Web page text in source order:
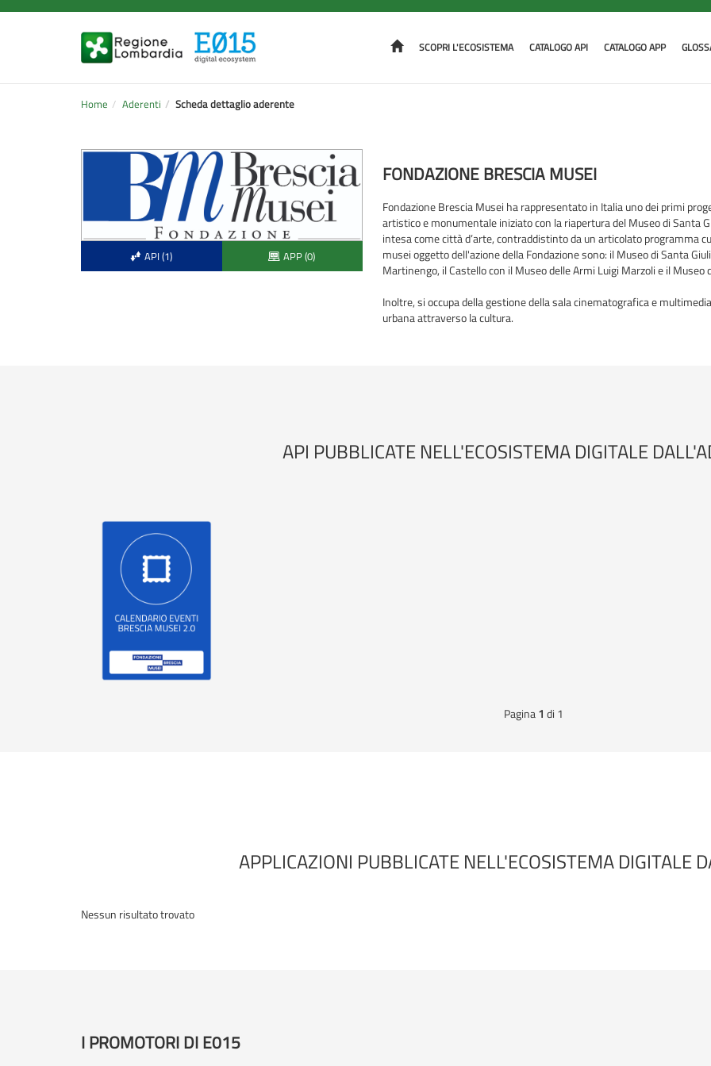
SCOPRI L'ECOSISTEMA CATALOGO API CATALOGO APP
Home Aderenti Scheda dettaglio aderente
API (1) APP (0)
FONDAZIONE BRESCIA MUSEI
Fondazione Brescia Musei ha rappresentato in Italia uno dei primi
artistico e monumentale iniziato con la riapertura del Museo di Santa
intesa come città d’arte, contraddistinto da un articolato programma
musei oggetto dell'azione della Fondazione sono: il Museo di Santa
Martinengo, il Castello con il Museo delle Armi Luigi Marzoli e il Museo
Inoltre, si occupa della gestione della sala cinematografica e
urbana attraverso la cultura.
API PUBBLICATE NELL'ECOSISTEMA DIGITALE
Pagina1 di 1
APPLICAZIONI PUBBLICATE NELL'ECOSISTEMA DIGITALE
Nessun risultato trovato
I PROMOTORI DI E015